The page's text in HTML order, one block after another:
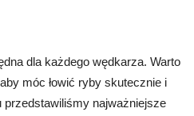
dla każdego wędkarza. Warto
móc łowić ryby skutecznie i
przedstawiliśmy najważniejsze